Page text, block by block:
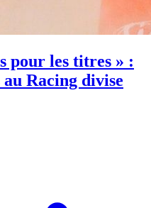
pour les titres » :
Racing divise